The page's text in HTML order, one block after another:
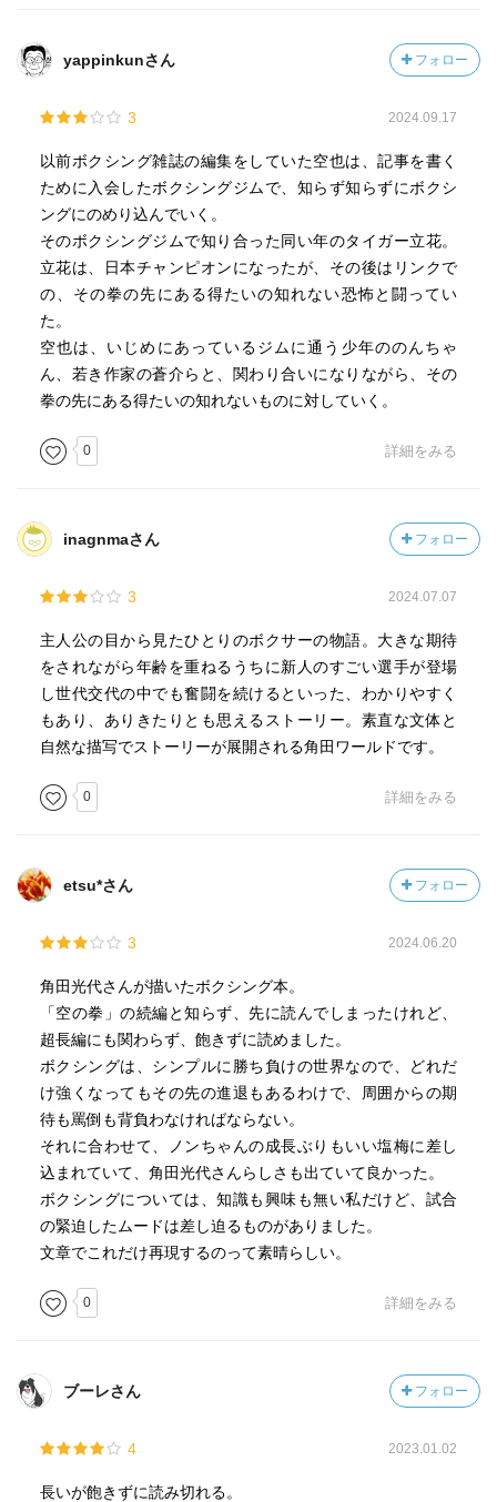
ートしたりライブ行ったりしたほうが、どんだけいいかっ
て思いますよ」
yappinkunさん フォロー
3 2024.09.17
以前ボクシング雑誌の編集をしていた空也は、記事を書く
ために入会したボクシングジムで、知らず知らずにボクシ
ングにのめり込んでいく。
そのボクシングジムで知り合った同い年のタイガー立花。
立花は、日本チャンピオンになったが、その後はリンクで
の、その拳の先にある得たいの知れない恐怖と闘ってい
た。
空也は、いじめにあっているジムに通う少年ののんちゃ
ん、若き作家の蒼介らと、関わり合いになりながら、その
拳の先にある得たいの知れないものに対していく。
0 詳細をみる
inagnmaさん フォロー
3 2024.07.07
主人公の目から見たひとりのボクサーの物語。大きな期待
をされながら年齢を重ねるうちに新人のすごい選手が登場
し世代交代の中でも奮闘を続けるといった、わかりやすく
もあり、ありきたりとも思えるストーリー。素直な文体と
自然な描写でストーリーが展開される角田ワールドです。
0 詳細をみる
etsu*さん フォロー
3 2024.06.20
角田光代さんが描いたボクシング本。
「空の拳」の続編と知らず、先に読んでしまったけれど、
超長編にも関わらず、飽きずに読めました。
ボクシングは、シンプルに勝ち負けの世界なので、どれだ
け強くなってもその先の進退もあるわけで、周囲からの期
待も罵倒も背負わなければならない。
それに合わせて、ノンちゃんの成長ぶりもいい塩梅に差し
込まれていて、角田光代さんらしさも出ていて良かった。
ボクシングについては、知識も興味も無い私だけど、試合
の緊迫したムードは差し迫るものがありました。
文章でこれだけ再現するのって素晴らしい。
0 詳細をみる
ブーレさん フォロー
4 2023.01.02
長いが飽きずに読み切れる。